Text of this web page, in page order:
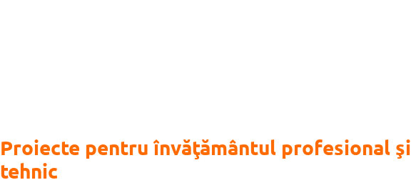
Proiecte pentru învăţământul profesional şi
tehnic